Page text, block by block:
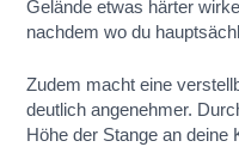
Gelände etwas härter
nachdem wo du
Zudem macht eine
deutlich angenehmer.
Höhe der Stange an deine